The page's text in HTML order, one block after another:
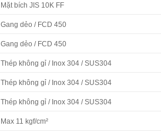
Mặt bích JIS 10K FF
Gang dẻo / FCD 450
Gang dẻo / FCD 450
Thép không gỉ / Inox 304 / SUS304
Thép không gỉ / Inox 304 / SUS304
Thép không gỉ / Inox 304 / SUS304
Max 11 kgf/cm²